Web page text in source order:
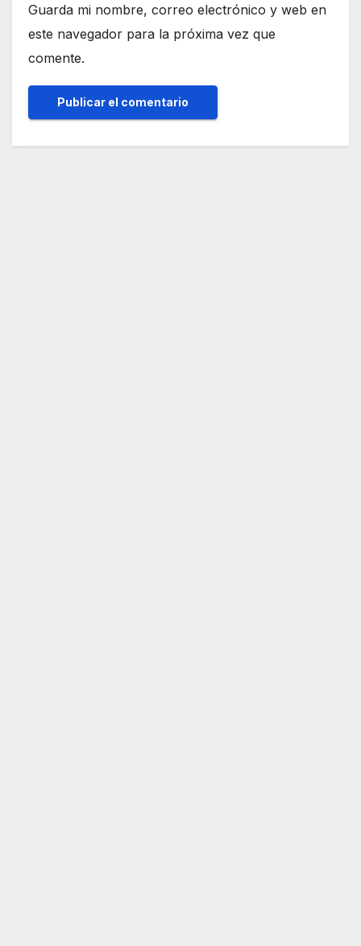
Guarda mi nombre, correo electrónico y web en
este navegador para la próxima vez que
comente.